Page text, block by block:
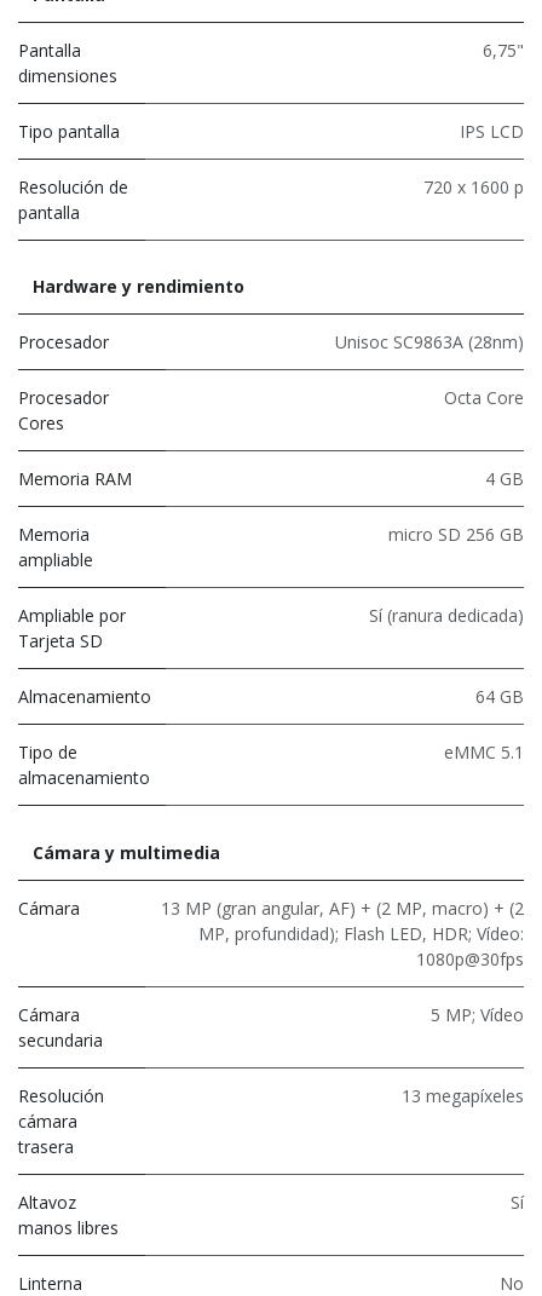
Pantalla
dimensiones
6,75"
Tipo pantalla IPS LCD
Resolución de
pantalla
720 x 1600 p
Hardware y rendimiento
Procesador Unisoc SC9863A (28nm)
Procesador
Cores
Octa Core
Memoria RAM 4 GB
Memoria
ampliable
micro SD 256 GB
Ampliable por
Tarjeta SD
Sí (ranura dedicada)
Almacenamiento 64 GB
Tipo de
almacenamiento
eMMC 5.1
Cámara y multimedia
Cámara
13 MP (gran angular, AF) + (2 MP, macro) + (2
MP, profundidad); Flash LED, HDR; Vídeo:
1080p@30fps
Cámara
secundaria
5 MP; Vídeo
Resolución
cámara
trasera
13 megapíxeles
Altavoz
manos libres
Sí
Linterna No